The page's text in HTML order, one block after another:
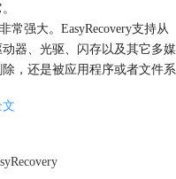
常强大。EasyRecovery支持从
器、光驱、闪存以及其它多媒
，还是被应用程序或者文件系
还有深度扫描功能，可以